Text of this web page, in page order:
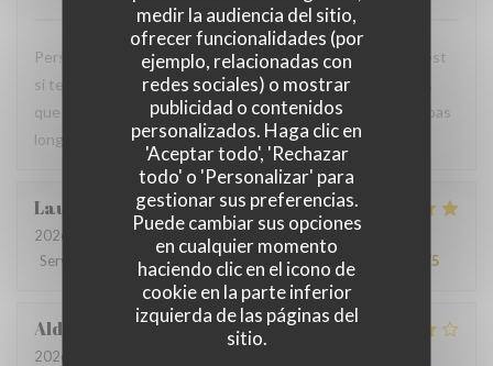
medir la audiencia del sitio,
ofrecer funcionalidades (por
ejemplo, relacionadas con
redes sociales) o mostrar
publicidad o contenidos
personalizados. Haga clic en
'Aceptar todo', 'Rechazar
todo' o 'Personalizar' para
gestionar sus preferencias.
Puede cambiar sus opciones
en cualquier momento
haciendo clic en el icono de
cookie en la parte inferior
izquierda de las páginas del
sitio.
Personnel très agréable et à l'écoute du client. La viande est
si tendre et tous les accompagnements sont exquis ! Plus
que ravis de votre restaurant et nous y reviendrons dans pas
longtemps.
Laurence M
2026-07-20
- 19:30 - Invitados 4
Servicio
Ambiente /5 Menú 5 /5 Calidad / Precio /5
Aldo
2026-07-18